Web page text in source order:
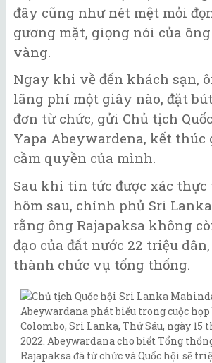
đây cũng như nét mệt mỏi
gương mặt, giọng nói của
vàng.
Ngay khi về đến khách sạn,
lãng phí một giây nào, đặt
đơn từ chức, gửi Chủ tịch
Yapa Abeywardena, kết thúc
cầm quyền của mình.
Sau khi tin tức được xác thực
hôm sau, chính phủ Sri
rằng ông Rajapaksa không
đạo của đất nước 22 triệu
thành chức vụ tổng thống.